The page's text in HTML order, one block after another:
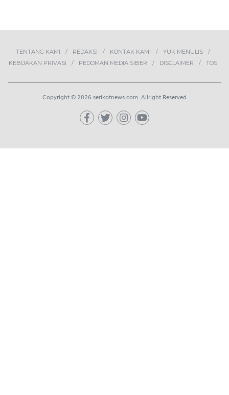
TENTANG KAMI REDAKSI KONTAK KAMI
YUK MENULIS
KEBIJAKAN PRIVASI
PEDOMAN MEDIA SIBER DISCLAIMER TOS
Copyright © 2026 serikatnews.com. Allright Reserved